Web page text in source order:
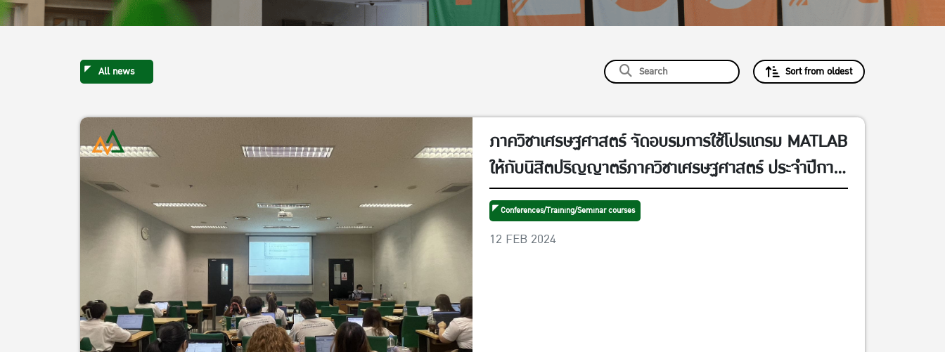
All news Sort from oldest
ภาควิชาเศรษฐศาสตร์ จัดอบรมการใช้โปรแกรม MATLAB
ให้กับนิสิตปริญญาตรีภาควิชาเศรษฐศาสตร์ ประจำปีการ
ศึกษา 2566 ในวันศุกร์ที่ 26 มกราคม 2567 วันศุกร์ที่ 2
กุมภาพันธ์ 2567 และวันศุกร์ที่ 9 กุมภาพันธ์ 2567 ณ
ห้อง EC 5402 และ ห้อง EC 2102 คณะเศรษฐศาสตร์
Conferences/Training/Seminar courses
12 FEB 2024